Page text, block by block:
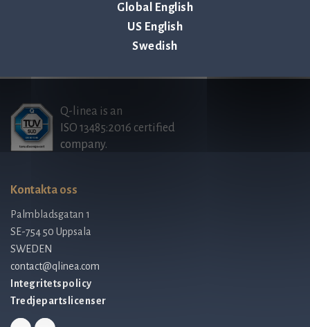
Global English
US English
Swedish
Valberedningens motiverade yttrande
Q-linea is an
ISO 13485:2016 certified
company.
Kontakta oss
Palmbladsgatan 1
SE-754 50 Uppsala
SWEDEN
contact@qlinea.com
Integritetspolicy
Tredjepartslicenser